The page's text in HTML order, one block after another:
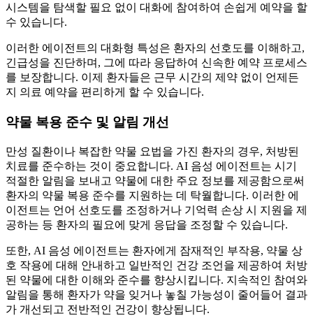
시스템을 탐색할 필요 없이 대화에 참여하여 손쉽게 예약을 할
수 있습니다.
이러한 에이전트의 대화형 특성은 환자의 선호도를 이해하고,
긴급성을 진단하며, 그에 따라 응답하여 신속한 예약 프로세스
를 보장합니다. 이제 환자들은 근무 시간의 제약 없이 언제든
지 의료 예약을 편리하게 할 수 있습니다.
약물 복용 준수 및 알림 개선
만성 질환이나 복잡한 약물 요법을 가진 환자의 경우, 처방된
치료를 준수하는 것이 중요합니다. AI 음성 에이전트는 시기
적절한 알림을 보내고 약물에 대한 주요 정보를 제공함으로써
환자의 약물 복용 준수를 지원하는 데 탁월합니다. 이러한 에
이전트는 언어 선호도를 조정하거나 기억력 손상 시 지원을 제
공하는 등 환자의 필요에 맞게 응답을 조정할 수 있습니다.
또한, AI 음성 에이전트는 환자에게 잠재적인 부작용, 약물 상
호 작용에 대해 안내하고 일반적인 건강 조언을 제공하여 처방
된 약물에 대한 이해와 준수를 향상시킵니다. 지속적인 참여와
알림을 통해 환자가 약을 잊거나 놓칠 가능성이 줄어들어 결과
가 개선되고 전반적인 건강이 향상됩니다.